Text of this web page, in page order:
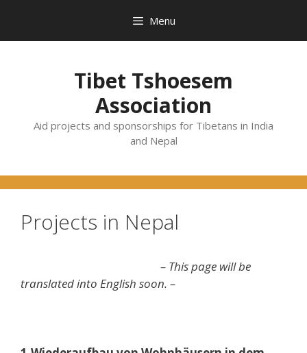
content
Menu
Tibet Tshoesem
Association
Aid projects and sponsorships for Tibetans in India
and Nepal
Projects in Nepal
– This page will be
translated into English soon. –